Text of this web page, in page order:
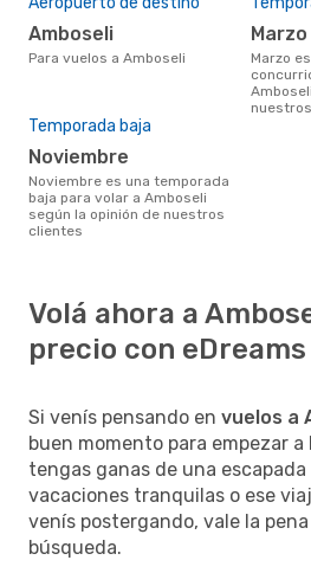
Amboseli
Para vuelos a Amboseli
marzo
marzo es una época muy
Temporada baja
noviembre
noviembre es una temporada
baja para volar a Amboseli
según la opinión de nuestros
clientes
Volá ahora a
precio con eDreams
Si venís pensando en vuelos a
buen momento para empezar a
tengas ganas de una
vacaciones tranquilas o ese
venís postergando, vale la
búsqueda.